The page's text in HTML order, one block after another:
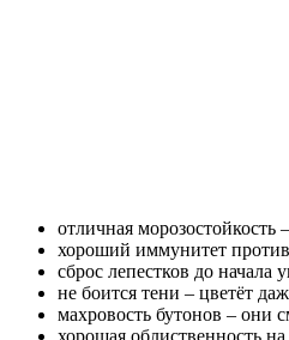
отличная морозостойкость
хороший иммунитет
сброс лепестков до
не боится тени – цветёт
махровость бутонов – они